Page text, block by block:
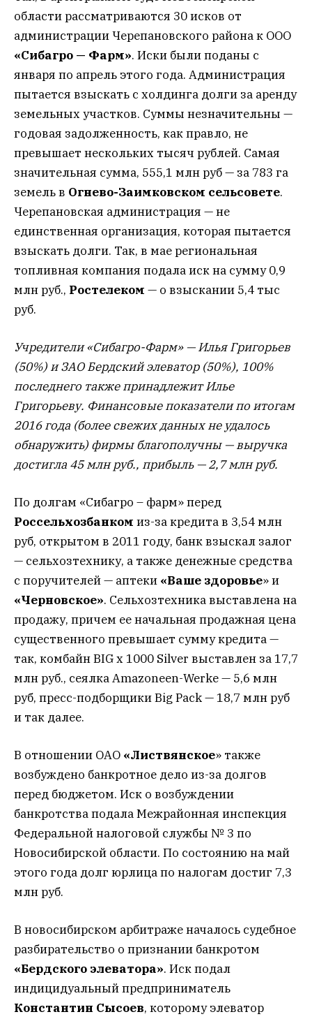
области рассматриваются 30 исков от
администрации Черепановского района к ООО
«Сибагро — Фарм». Иски были поданы с
января по апрель этого года. Администрация
пытается взыскать с холдинга долги за аренду
земельных участков. Суммы незначительны —
годовая задолженность, как правло, не
превышает нескольких тысяч рублей. Самая
значительная сумма, 555,1 млн руб — за 783 га
земель в Огнево-Заимковском сельсовете.
Черепановская администрация — не
единственная организация, которая пытается
взыскать долги. Так, в мае региональная
топливная компания подала иск на сумму 0,9
млн руб., Ростелеком — о взыскании 5,4 тыс
руб.
Учредители «Сибагро-Фарм» — Илья Григорьев
(50%) и ЗАО Бердский элеватор (50%), 100%
последнего также принадлежит Илье
Григорьеву. Финансовые показатели по итогам
2016 года (более свежих данных не удалось
обнаружить) фирмы благополучны — выручка
достигла 45 млн руб., прибыль — 2,7 млн руб.
По долгам «Сибагро – фарм» перед
Россельхозбанком из-за кредита в 3,54 млн
руб, открытом в 2011 году, банк взыскал залог
— сельхозтехнику, а также денежные средства
с поручителей — аптеки «Ваше здоровье» и
«Черновское». Сельхозтехника выставлена на
продажу, причем ее начальная продажная цена
существенного превышает сумму кредита —
так, комбайн BIG x 1000 Silver выставлен за 17,7
млн руб., сеялка Amazoneen-Werke — 5,6 млн
руб, пресс-подборщики Big Pack — 18,7 млн руб
и так далее.
В отношении ОАО «Листвянское» также
возбуждено банкротное дело из-за долгов
перед бюджетом. Иск о возбуждении
банкротства подала Межрайонная инспекция
Федеральной налоговой службы № 3 по
Новосибирской области. По состоянию на май
этого года долг юрлица по налогам достиг 7,3
млн руб.
В новосибирском арбитраже началось судебное
разбирательство о признании банкротом
«Бердского элеватора». Иск подал
индицидуальный предприниматель
Константин Сысоев, которому элеватор